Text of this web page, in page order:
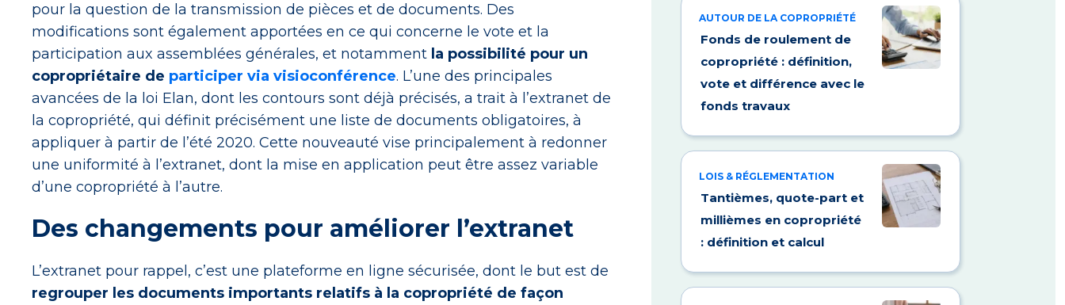
pour la question de la transmission de pièces et de documents. Des
modifications sont également apportées en ce qui concerne le vote et la
participation aux assemblées générales, et notamment la possibilité pour un
copropriétaire de participer via visioconférence. L’une des principales
avancées de la loi Elan, dont les contours sont déjà précisés, a trait à l’extranet de
la copropriété, qui définit précisément une liste de documents obligatoires, à
appliquer à partir de l’été 2020. Cette nouveauté vise principalement à redonner
une uniformité à l’extranet, dont la mise en application peut être assez variable
d’une copropriété à l’autre.
Des changements pour améliorer l’extranet
L’extranet pour rappel, c’est une plateforme en ligne sécurisée, dont le but est de
regrouper les documents importants relatifs à la copropriété de façon
AUTOUR DE LA COPROPRIÉTÉ
Fonds de roulement de
copropriété : définition,
vote et différence avec le
fonds travaux
LOIS & RÉGLEMENTATION
Tantièmes, quote-part et
millièmes en copropriété
: définition et calcul